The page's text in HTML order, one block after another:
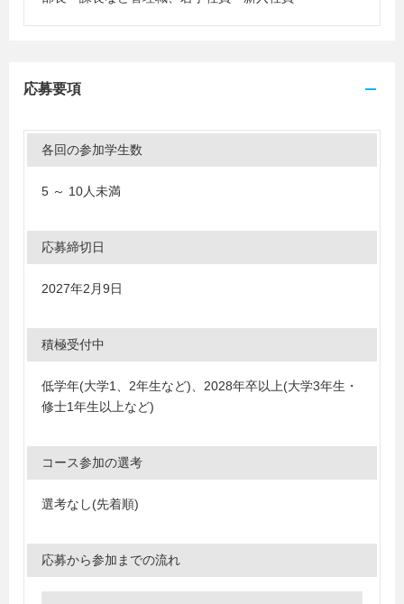
応募要項
各回の参加学生数
5 ～ 10人未満
応募締切日
2027年2月9日
積極受付中
低学年(大学1、2年生など)
2028年卒以上(大学3年生・
修士1年生以上など)
コース参加の選考
選考なし(先着順)
応募から参加までの流れ